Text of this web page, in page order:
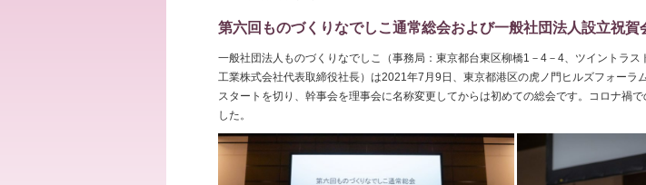
第六回ものづくりなでしこ通常総会および一般社団法人設立祝賀
一般社団法人ものづくりなでしこ（事務局：東京都台東区柳橋1－4－4、ツイントラ
工業株式会社代表取締役社長）は2021年7月9日、東京都港区の虎ノ門ヒルズフォー
スタートを切り、幹事会を理事会に名称変更してからは初めての総会です。コロナ禍
した。